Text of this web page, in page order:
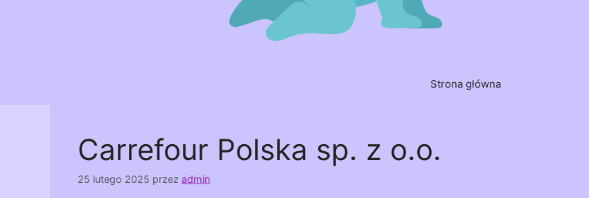
Strona główna
Carrefour Polska sp. z o.o.
25 lutego 2025 przez admin